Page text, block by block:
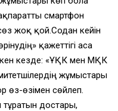
смартфон
жоқ қой.Содан кейін
қажеттігі аса
кезде: «ҰҚК мен МҚК
жұмыстары
өз-өзімен сөйлеп.
тұратын достары,